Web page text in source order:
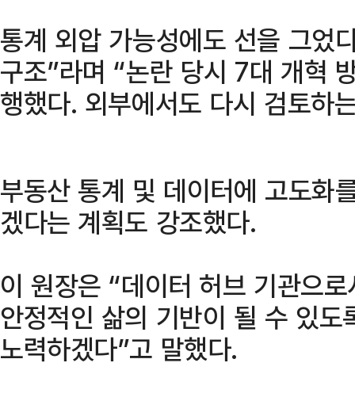
통계 외압 가능성에도 선을 그었
구조”라며 “논란 당시 7대 개혁
행했다. 외부에서도 다시 검토하
부동산 통계 및 데이터에 고도화
겠다는 계획도 강조했다.
이 원장은 “데이터 허브 기관으
안정적인 삶의 기반이 될 수 있
노력하겠다”고 말했다.